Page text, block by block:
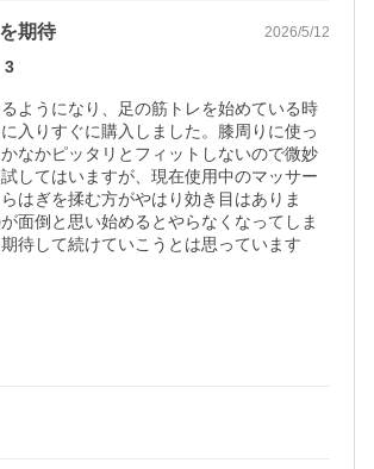
期待 2026/5/12
3
ようになり、足の筋トレを始めている時
入りすぐに購入しました。膝周りに使っ
なかピッタリとフィットしないので微妙
してはいますが、現在使用中のマッサー
はぎを揉む方がやはり効き目はありま
面倒と思い始めるとやらなくなってしま
待して続けていこうとは思っています